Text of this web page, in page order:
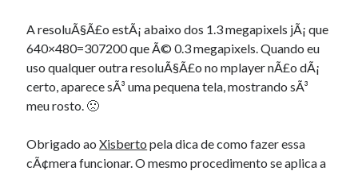
A resoluÃ§Ã£o estÃ¡ abaixo dos 1.3 megapixels jÃ¡ que
640×480=307200 que Ã© 0.3 megapixels. Quando eu
uso qualquer outra resoluÃ§Ã£o no mplayer nÃ£o dÃ¡
certo, aparece sÃ³ uma pequena tela, mostrando sÃ³
meu rosto. 🙁
Obrigado aoXisberto pela dica de como fazer essa
cÃ¢mera funcionar. O mesmo procedimento se aplica a